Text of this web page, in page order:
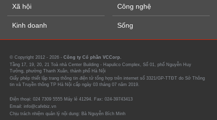
Xã hội
Kinh doanh
Công nghệ
Sống
© Copyright 2012 - 2026 - Công ty Cổ phần VCCorp.
Tầng 17, 19, 20, 21 Toà nhà Center Building - Hapulico Complex, Số 01, phố Nguyễn Huy
Tưởng, phường Thanh Xuân, thành phố Hà Nội
Giấy phép thiết lập trang thông tin điện tử tổng hợp trên internet số 3321/GP-TTĐT do Sở Thông
tin và Truyền thông TP Hà Nội cấp ngày 03 tháng 07 năm 2019.
Điện thoại: 024 7309 5555 Máy lẻ 41294. Fax: 024-39743413
Email: info@cafebiz.vn
Chịu trách nhiệm quản lý nội dung: Bà Nguyễn Bích Minh